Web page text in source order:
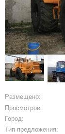
Размещено:
Просмотров:
Город:
Тип предложения: